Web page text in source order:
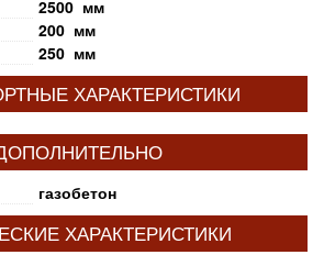
2500 мм
200 мм
250 мм
ХАРАКТЕРИСТИКИ
газобетон
ХАРАКТЕРИСТИКИ